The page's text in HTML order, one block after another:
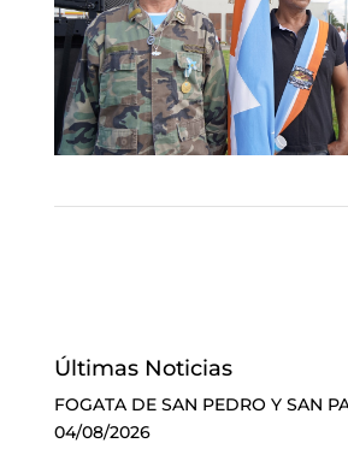
Últimas Noticias
FOGATA DE SAN PEDRO Y SAN
04/08/2026